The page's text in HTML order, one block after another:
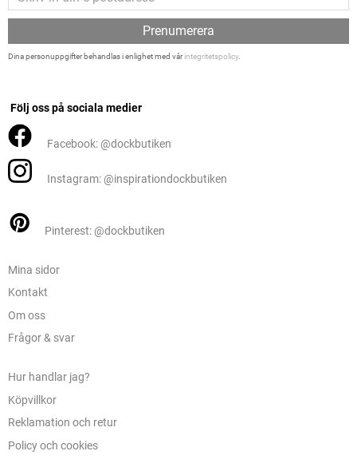
Prenumerera
Dina personuppgifter behandlas i enlighet med vårintegritetspolicy.
Följ oss på sociala medier
Facebook: @dockbutiken
Instagram: @inspirationdockbutiken
Pinterest: @dockbutiken
Mina sidor
Kontakt
Om oss
Frågor & svar
Hur handlar jag?
Köpvillkor
Reklamation och retur
Policy och cookies